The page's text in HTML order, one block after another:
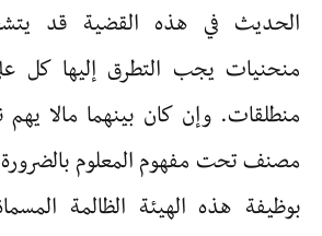
الحديث في هذه القضية قد
منحنيات يجب التطرق إليها كل
منطلقات. وإن كان بينهما مالا
مصنف تحت مفهوم المعلوم
بوظيفة هذه الهيئة الظالمة